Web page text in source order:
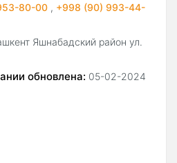
80-00 , +998 (90) 993-44-
Яшнабадский район ул.
обновлена: 05-02-2024